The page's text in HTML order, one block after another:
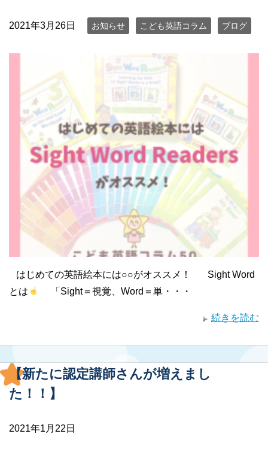
2021年3月26日 お知らせ こども英語コラム ブログ
はじめての英語絵本には○○がオススメ！ Sight Word
とは
「Sight＝視覚、Word＝単・・・
続きを読む
【新たに認定講師さんが増えまし
た！！】
2021年1月22日